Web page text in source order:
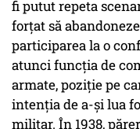
fi putut repeta
forțat să
participarea la o
atunci funcția de
armate, poziție pe
intenția de a-și lua
militar. În 1938,